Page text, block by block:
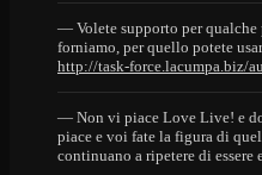
— Volete supporto per qualche
forniamo, per quello potete
http://task-force.lacumpa.biz/
— Non vi piace Love Live! e
piace e voi fate la figura di
continuano a ripetere di essere